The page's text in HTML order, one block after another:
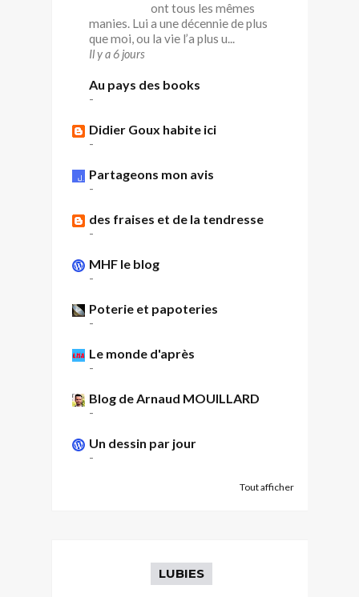
ont tous les mêmes
manies. Lui a une décennie de plus
que moi, ou la vie l’a plus u...
Il y a 6 jours
Au pays des books
-
Didier Goux habite ici
-
Partageons mon avis
-
des fraises et de la tendresse
-
MHF le blog
-
Poterie et papoteries
-
Le monde d'après
-
Blog de Arnaud MOUILLARD
-
Un dessin par jour
-
Tout afficher
LUBIES